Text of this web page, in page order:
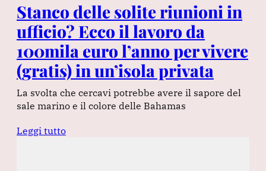
Stanco delle solite riunioni in
ufficio? Ecco il lavoro da
100mila euro l’anno per vivere
(gratis) in un’isola privata
La svolta che cercavi potrebbe avere il sapore del
sale marino e il colore delle Bahamas
Leggi tutto